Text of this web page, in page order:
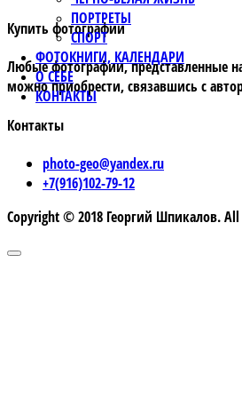
ПОРТРЕТЫ
СПОРТ
ФОТОКНИГИ, КАЛЕНДАРИ
О СЕБЕ
КОНТАКТЫ
Купить фотографии
Любые фотографии, представленные
можно приобрести, связавшись с
Контакты
photo-geo@yandex.ru
+7(916)102-79-12
Copyright © 2018 Георгий Шпикалов. All